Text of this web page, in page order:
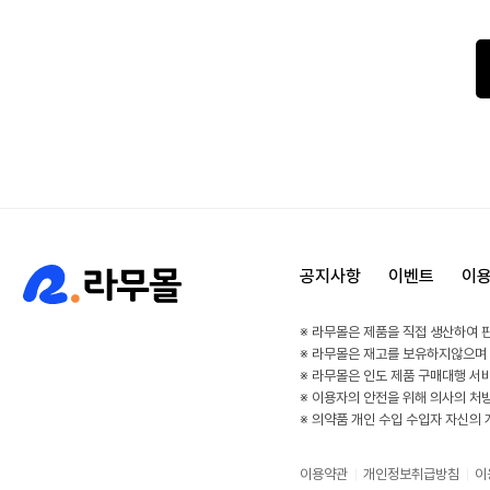
공지사항 이벤트 이
※ 라무몰은 제품을 직접 생산하여
※ 라무몰은 재고를 보유하지않으
※ 라무몰은 인도 제품 구매대행 서
※ 이용자의 안전을 위해 의사의 처
※ 의약품 개인 수입 수입자 자신의
이용약관 개인정보취급방침